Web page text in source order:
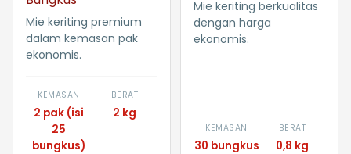
Mie keriting premium
dalam kemasan pak
ekonomis.
KEMASAN
2 pak (isi
25
bungkus)
BERAT
2 kg
Mie keriting berkualitas
dengan harga
ekonomis.
KEMASAN
30 bungkus
BERAT
0,8 kg